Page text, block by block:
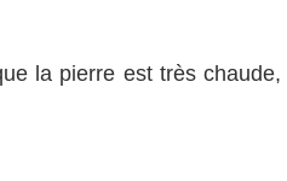
la pierre est très chaude,